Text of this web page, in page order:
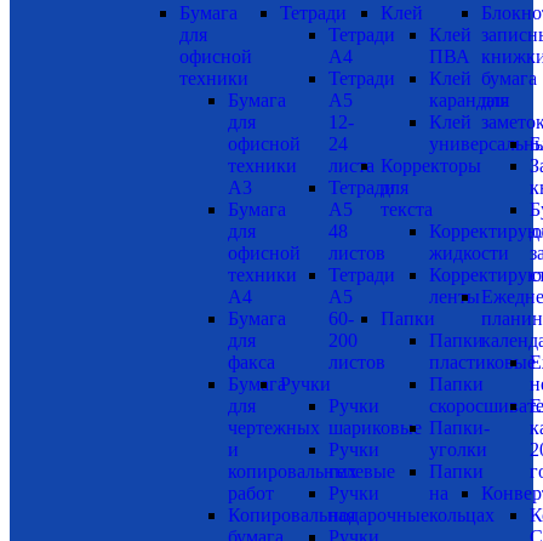
Бумага
для
офисной
техники
Бумага
для
офисной
техники
А3
Бумага
для
офисной
техники
А4
Бумага
для
факса
Бумага
для
чертежных
и
копировальных
работ
Копировальная
бумага
Тетради
Тетради
А4
Тетради
А5
12-
24
листа
Тетради
А5
48
листов
Тетради
А5
60-
200
листов
Ручки
Ручки
шариковые
Ручки
гелевые
Ручки
подарочные
Ручки
Клей
Клей
ПВА
Клей
карандаш
Клей
Корректоры
для
текста
жидкости
ленты
Папки
Папки
пластиковые
Папки
Папки-
уголки
Папки
на
кольцах
бумага
для